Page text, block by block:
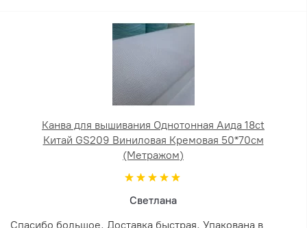
Канва для вышивания Однотонная Аида 18ct
Китай GS209 Виниловая Кремовая 50*70см
(Метражом)
Светлана
Спасибо большое. Доставка быстрая. Упакована в